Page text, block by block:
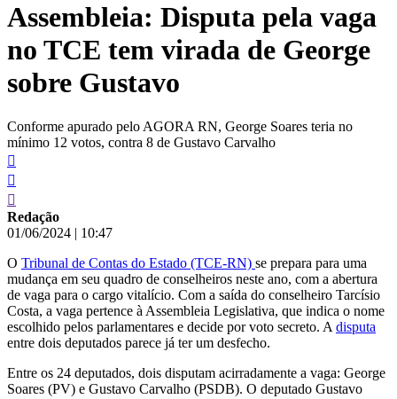
conteúdo
Assembleia: Disputa pela vaga
no TCE tem virada de George
sobre Gustavo
Conforme apurado pelo AGORA RN, George Soares teria no
mínimo 12 votos, contra 8 de Gustavo Carvalho
Redação
01/06/2024 | 10:47
O Tribunal de Contas do Estado (TCE-RN) se prepara para uma
mudança em seu quadro de conselheiros neste ano, com a abertura
de vaga para o cargo vitalício. Com a saída do conselheiro Tarcísio
Costa, a vaga pertence à Assembleia Legislativa, que indica o nome
escolhido pelos parlamentares e decide por voto secreto. A disputa
entre dois deputados parece já ter um desfecho.
Entre os 24 deputados, dois disputam acirradamente a vaga: George
Soares (PV) e Gustavo Carvalho (PSDB). O deputado Gustavo